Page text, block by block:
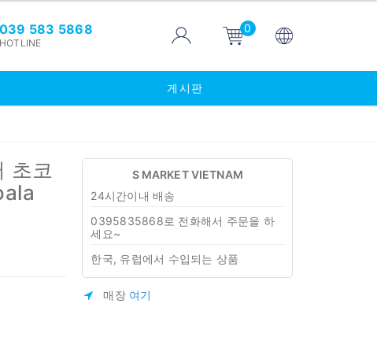
039 583 5868
HOTLINE
0
게시판
초코
S MARKET VIETNAM
24시간이내 배송
0395835868로 전화해서 주문을 하
세요~
한국, 유럽에서 수입되는 상품
매장 여기